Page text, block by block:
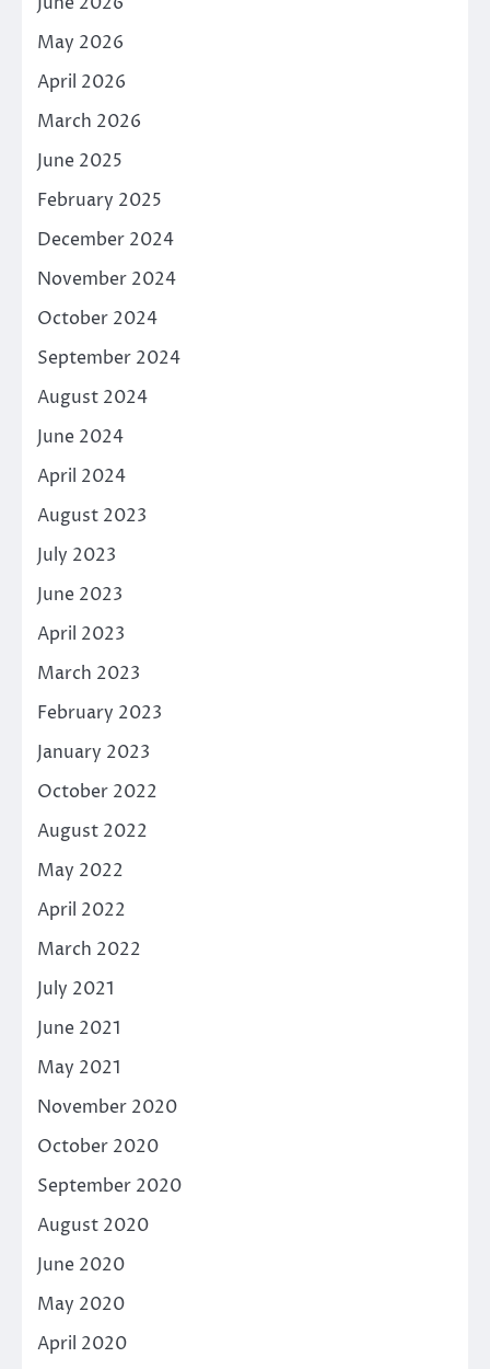
May 2026
April 2026
March 2026
June 2025
February 2025
December 2024
November 2024
October 2024
September 2024
August 2024
June 2024
April 2024
August 2023
July 2023
June 2023
April 2023
March 2023
February 2023
January 2023
October 2022
August 2022
May 2022
April 2022
March 2022
July 2021
June 2021
May 2021
November 2020
October 2020
September 2020
August 2020
June 2020
May 2020
April 2020